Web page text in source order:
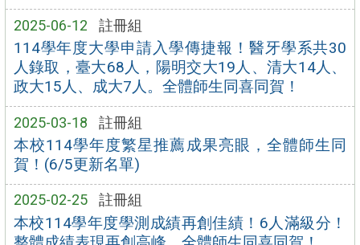
2025-06-12 註冊組
114學年度大學申請入學傳捷報！醫牙學系共30
人錄取，臺大68人，陽明交大19人、清大14人、
政大15人、成大7人。全體師生同喜同賀！
2025-03-18 註冊組
本校114學年度繁星推薦成果亮眼，全體師生同
賀！(6/5更新名單)
2025-02-25 註冊組
本校114學年度學測成績再創佳績！6人滿級分！